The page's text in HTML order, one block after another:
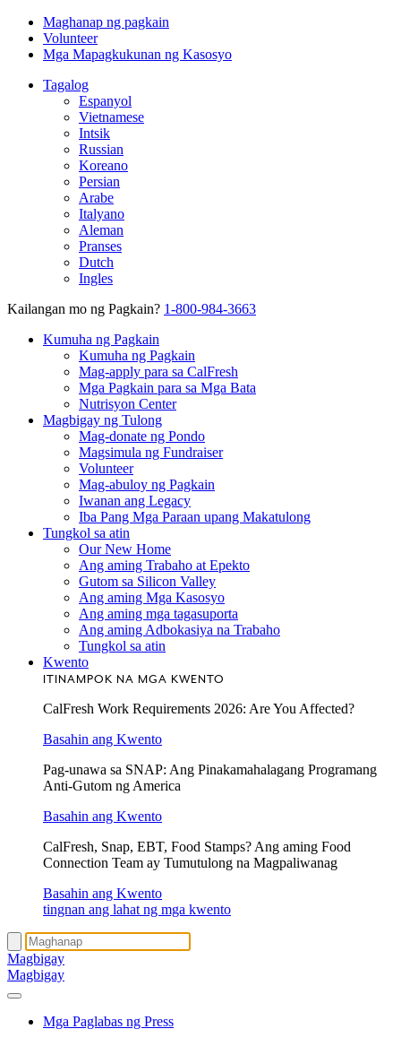
Maghanap ng pagkain
Volunteer
Mga Mapagkukunan ng Kasosyo
Tagalog
Espanyol
Vietnamese
Intsik
Russian
Koreano
Persian
Arabe
Italyano
Aleman
Pranses
Dutch
Ingles
Kailangan mo ng Pagkain? 1-800-984-3663
Kumuha ng Pagkain
Kumuha ng Pagkain
Mag-apply para sa CalFresh
Mga Pagkain para sa Mga Bata
Nutrisyon Center
Magbigay ng Tulong
Mag-donate ng Pondo
Magsimula ng Fundraiser
Volunteer
Mag-abuloy ng Pagkain
Iwanan ang Legacy
Iba Pang Mga Paraan upang Makatulong
Tungkol sa atin
Our New Home
Ang aming Trabaho at Epekto
Gutom sa Silicon Valley
Ang aming Mga Kasosyo
Ang aming mga tagasuporta
Ang aming Adbokasiya na Trabaho
Tungkol sa atin
Kwento
ITINAMPOK NA MGA KWENTO
CalFresh Work Requirements 2026: Are You Affected?
Basahin ang Kwento
Pag-unawa sa SNAP: Ang Pinakamahalagang Programang
Anti-Gutom ng America
Basahin ang Kwento
CalFresh, Snap, EBT, Food Stamps? Ang aming Food
Connection Team ay Tumutulong na Magpaliwanag
Basahin ang Kwento
tingnan ang lahat ng mga kwento
Magbigay
Magbigay
Mga Paglabas ng Press